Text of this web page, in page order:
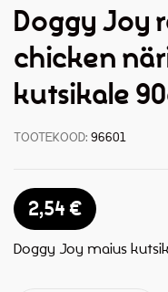
Doggy Joy
chicken
kutsikale
TOOTEKOOD: 96601
2,54€
Doggy Joy maius